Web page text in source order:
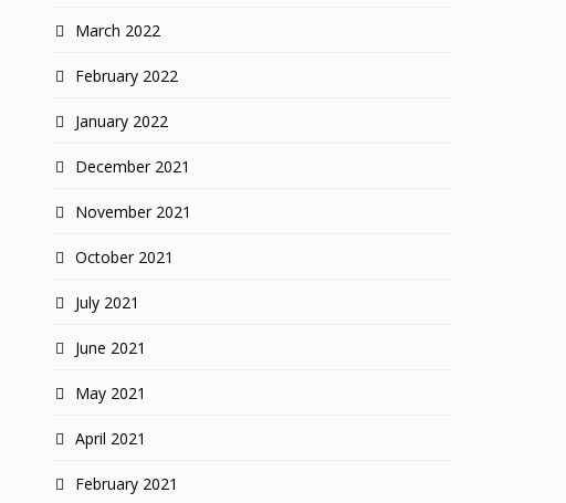
March 2022
February 2022
January 2022
December 2021
November 2021
October 2021
July 2021
June 2021
May 2021
April 2021
February 2021